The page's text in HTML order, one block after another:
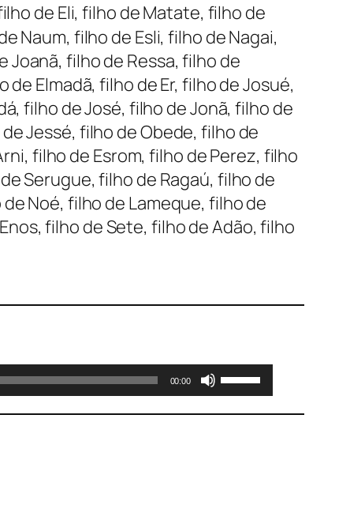
de Eli, filho de Matate, filho de
Naum, filho de Esli, filho de Nagai,
filho de Ressa, filho de
Elmadã, filho de Er, filho de Josué,
filho de José, filho de Jonã, filho de
Jessé, filho de Obede, filho de
filho de Esrom, filho de Perez, filho
Serugue, filho de Ragaú, filho de
Noé, filho de Lameque, filho de
filho de Sete, filho de Adão, filho
00:00
Use
as